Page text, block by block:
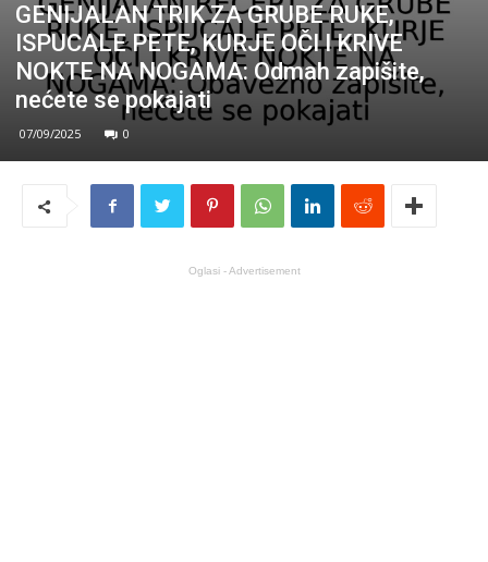
GENIJALAN TRIK ZA GRUBE RUKE,
ISPUCALE PETE, KURJE OČI I KRIVE
NOKTE NA NOGAMA: Odmah zapišite,
nećete se pokajati
07/09/2025 0
Oglasi - Advertisement